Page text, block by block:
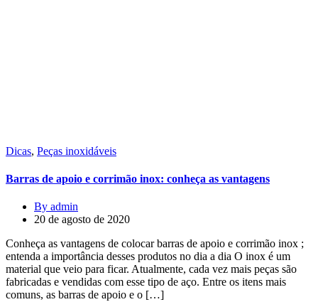
Dicas, Peças inoxidáveis
Barras de apoio e corrimão inox: conheça as vantagens
By admin
20 de agosto de 2020
Conheça as vantagens de colocar barras de apoio e corrimão inox ;
entenda a importância desses produtos no dia a dia O inox é um
material que veio para ficar. Atualmente, cada vez mais peças são
fabricadas e vendidas com esse tipo de aço. Entre os itens mais
comuns, as barras de apoio e o […]